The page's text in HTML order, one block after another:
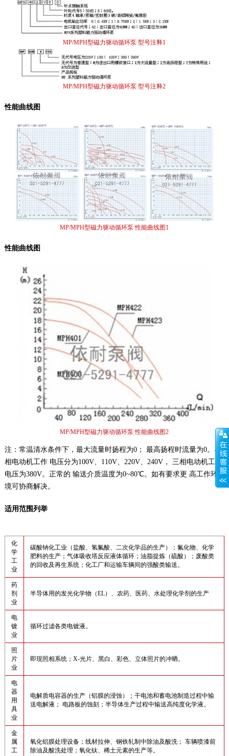
MP/MPH型磁力驱动循环泵 型号注释1
MP/MPH型磁力驱动循环泵 型号注释2
性能曲线图
MP/MPH型磁力驱动循环泵 性能曲线图1
性能曲线图
MP/MPH型磁力驱动循环泵 性能曲线图2
注：常温清水条件下，最大流量时扬程为0； 最高扬程时流量为0。单
相电动机工作 电压分为100V、110V、220V、240V， 三相电动机工作
电压为380V。正常的 输送介质温度为0~80℃。如有要求更 高工作环
境可协商解决。
适用范围列举
化
学
工
业
碳酸钠化工业（盐酸、氢氟酸、二次化学品的生产）；氟化物、化学
肥料的生产；气体吸收塔反应液体循环；油脂提炼（硫酸）；废酸类
的回收及再生系统；化工厂和运输车辆间的强酸类输送。
药
剂
业
半导体用的发光化学物（EL）、农药、医药、水处理化学剂的生产
电
镀
业
循环过滤各类电镀液。
照
片
业
即现照相系统；X-光片、黑白、彩色、立体照片的冲晒。
电
器
用
具
业
电解质电容器的生产（铝膜的浸蚀）；干电池和蓄电池制造过程中输
送电解液； 电路板的蚀刻；半导体生产过程中输送高纯度化学液。
金
属
工
氧化铝膜处理设备；线材拉伸、钢铁轧制中除油及酸洗； 车辆喷漆前
除油及酸洗处理；氧化钛、稀土元素的生产等。